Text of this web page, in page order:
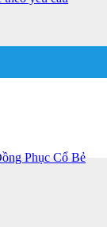
Phục Cổ Bẻ